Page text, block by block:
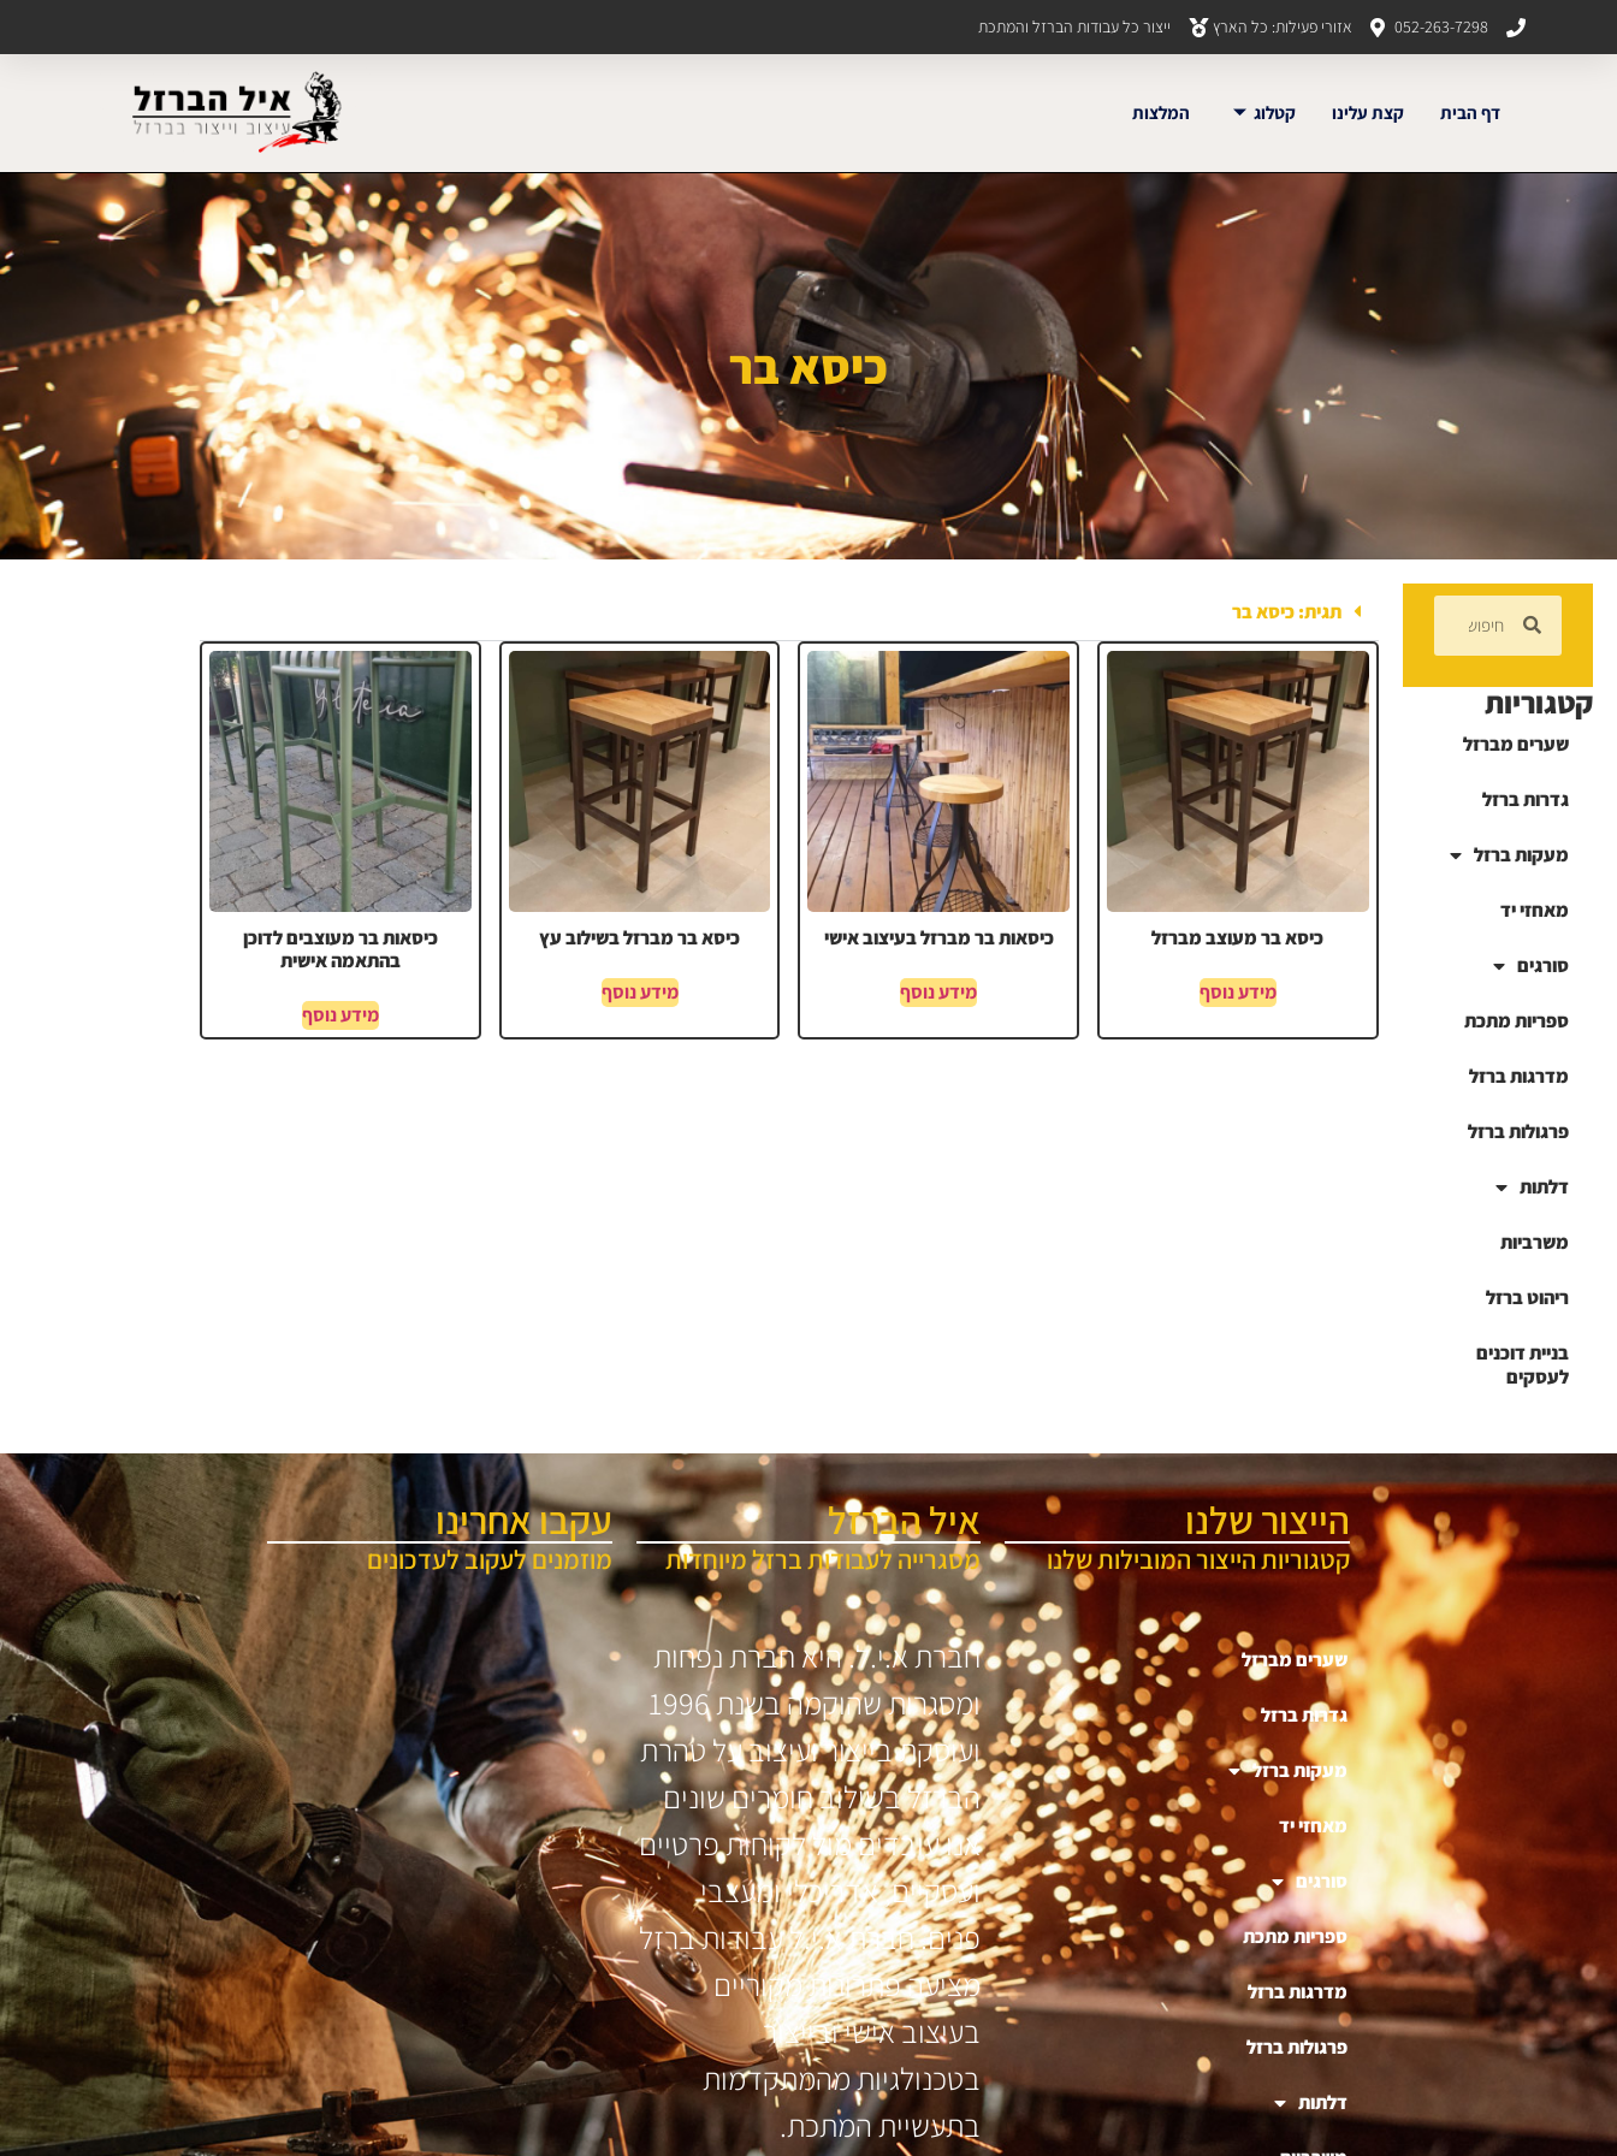
052-263-7298 אזורי פעילות: כל הארץ ייצור כל עבודות הברזל והמתכת
דף הבית קצת עלינו קטלוג המלצות
כיסא בר
קטגוריות
שערים מברזל
גדרות ברזל
מעקות ברזל
מאחזי יד
סורגים
ספריות מתכת
מדרגות ברזל
פרגולות ברזל
דלתות
משרביות
ריהוט ברזל
בניית דוכנים
לעסקים
תגית: כיסא בר
כיסא בר מעוצב מברזל
מידע נוסף
כיסאות בר מברזל בעיצוב אישי
מידע נוסף
כיסא בר מברזל בשילוב עץ
מידע נוסף
כיסאות בר מעוצבים לדוכן
בהתאמה אישית
מידע נוסף
הייצור שלנו
קטגוריות הייצור המובילות שלנו
שערים מברזל
גדרות ברזל
מעקות ברזל
מאחזי יד
סורגים
ספריות מתכת
מדרגות ברזל
פרגולות ברזל
דלתות
איל הברזל
מסגרייה לעבודות ברזל מיוחדות
חברת א.י.ל. היא חברת נפחות
ומסגרות שהוקמה בשנת 1996
ועוסקת בייצור ועיצוב על טהרת
הברזל בשילוב חומרים שונים
אנו עובדים מול לקוחות פרטיים
ועסקיים, אדריכלי ומעצבי
פנים. חברת א.י.ל עבודות ברזל
מציעה פתרונות מקוריים
בעיצוב אישי ובייצור
בטכנולגיות מהמתקדמות
בתעשיית המתכת.
עקבו אחרינו
מוזמנים לעקוב לעדכונים